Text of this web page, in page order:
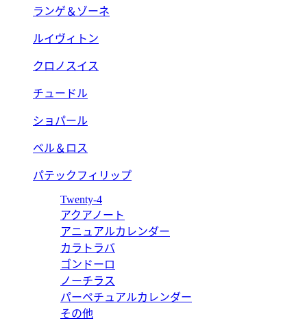
ランゲ＆ゾーネ
ルイヴィトン
クロノスイス
チュードル
ショパール
ベル＆ロス
パテックフィリップ
Twenty-4
アクアノート
アニュアルカレンダー
カラトラバ
ゴンドーロ
ノーチラス
パーペチュアルカレンダー
その他